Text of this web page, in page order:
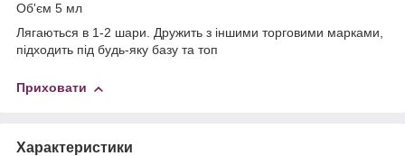
Об'єм 5 мл
Лягаються в 1-2 шари. Дружить з іншими торговими марками,
підходить під будь-яку базу та топ
Приховати
Характеристики